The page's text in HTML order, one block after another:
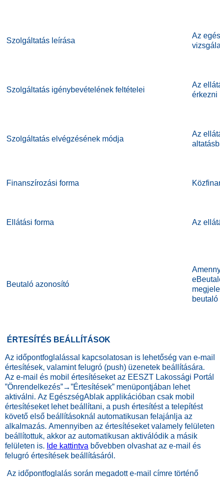
Szolgáltatás leírása
Az
Szolgáltatás igénybevételének feltételei
Az
érkezni
Szolgáltatás elvégzésének módja
Az
Finanszírozási forma
Ellátási forma Az
Beutaló azonosító
beutaló
ÉRTESÍTÉS BEÁLLÍTÁSOK
Az időpontfoglalással kapcsolatosan is lehetőség van e-mail
értesítések, valamint felugró (push) üzenetek beállítására.
Az e-mail és mobil értesítéseket az EESZT Lakossági Portál
”Önrendelkezés”→”Értesítések” menüpontjában lehet
aktiválni. Az EgészségAblak applikációban csak mobil
értesítéseket lehet beállítani, a push értesítést a telepítést
követő első beállításoknál automatikusan felajánlja az
alkalmazás. Amennyiben az értesítéseket valamely felületen
beállítottuk, akkor az automatikusan aktiválódik a másik
felületen is. Ide kattintva bővebben olvashat az e-mail és
felugró értesítések beállításáról.
Az időpontfoglalás során megadott e-mail címre történő